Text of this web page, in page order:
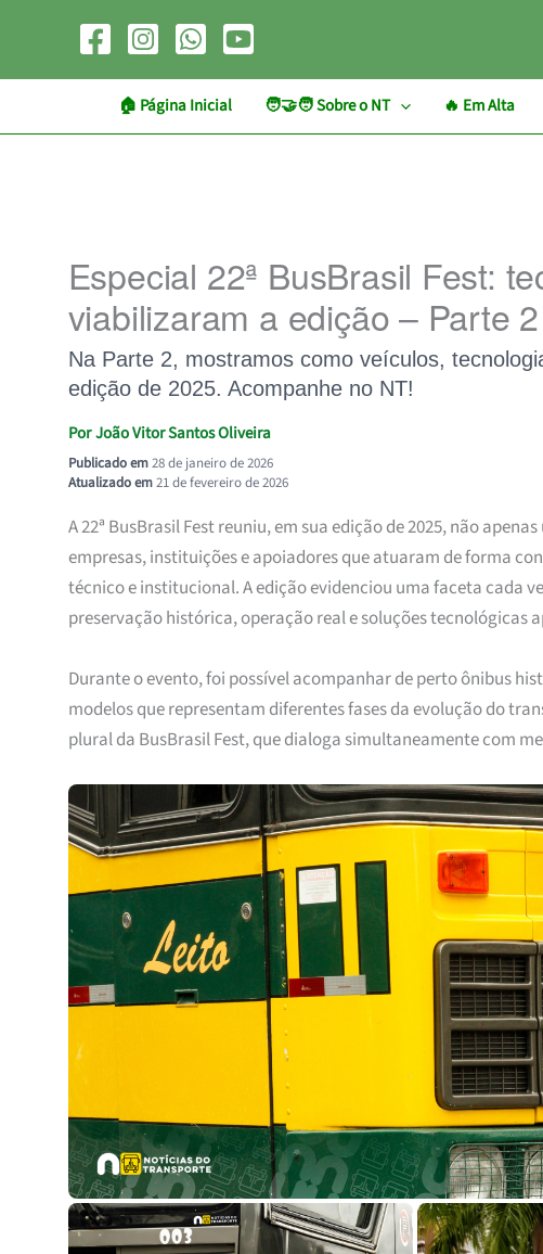
o
🏠︎ Página Inicial 🧑‍🤝‍🧑 Sobre o NT 🔥 Em Alta
Especial 22ª BusBrasil Fest:
viabilizaram a edição – Parte 2
Na Parte 2, mostramos como veículos,
edição de 2025. Acompanhe no NT!
Por João Vitor Santos Oliveira
Publicado em28 de janeiro de 2026
Atualizado em21 de fevereiro de 2026
A 22ª BusBrasil Fest reuniu, em sua edição de 2025, não
empresas, instituições e apoiadores que atuaram de forma
técnico e institucional. A edição evidenciou uma faceta cada
preservação histórica, operação real e soluções tecnológicas
Durante o evento, foi possível acompanhar de perto ônibus
modelos que representam diferentes fases da evolução do
plural da BusBrasil Fest, que dialoga simultaneamente com